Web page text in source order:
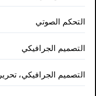
التحكم الصوتي
التصميم الجرافيكي
التصميم الجرافيكي،